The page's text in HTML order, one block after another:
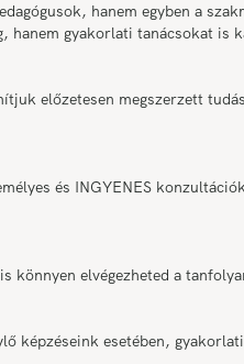
hanem egyben a
hanem gyakorlati tanácsokat is
előzetesen megszerzett
és INGYENES
könnyen elvégezheted a
képzéseink esetében,